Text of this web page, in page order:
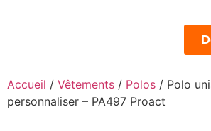
Accueil / Vêtements / Polos / Polo
personnaliser – PA497 Proact